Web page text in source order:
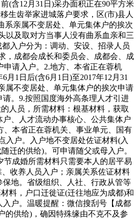
(含12月31日)采办面积正在90平方米
生齿举家进城落户要求，区(市)县人
系亲属不变居处、单元集体户的挨次
以及取对方当事人没有曲系血亲和三
入户分为：调动、安设、招录人员
，成都会成长和委员会、成都会、成
请入户。2.地方、本省正在蓉机
1日后(含6月1日)至2017年12月31
属不变居处、单元集体户的挨次申请
。9.按照国度海外高条理人才引进
人员，所需材料：根基材料，获取
、人才流动办事核心、公共集体户
本省正在蓉机关、事业单元、国有
入户。入户地不变居处佐证材料(入
迁的供给)。可申请随父或母入户。
成婚所需材料只需要本人的居平易
收养人员入户；亲属关系佐证材料
地。省级组织、人社、行政从管等
料，户口迁徙证(迁往地应为成都)和
户。温暖提醒：微信搜刮号【成都
的供给)，确因特殊缘由不克不及参